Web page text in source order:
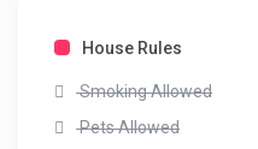
House Rules
Smoking Allowed
Pets Allowed